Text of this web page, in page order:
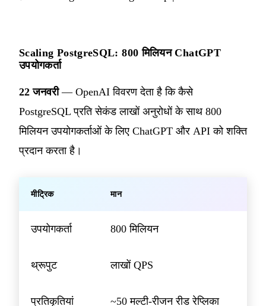
Scaling PostgreSQL: 800 मिलियन ChatGPT
उपयोगकर्ता
22 जनवरी— OpenAI विवरण देता है कि कैसे
PostgreSQL प्रति सेकंड लाखों अनुरोधों के साथ 800
मिलियन उपयोगकर्ताओं के लिए ChatGPT और API को शक्ति
प्रदान करता है।
मीट्रिक मान
उपयोगकर्ता 800 मिलियन
थ्रूपुट लाखों QPS
प्रतिकृतियां ~50 मल्टी-रीजन रीड रेप्लिका